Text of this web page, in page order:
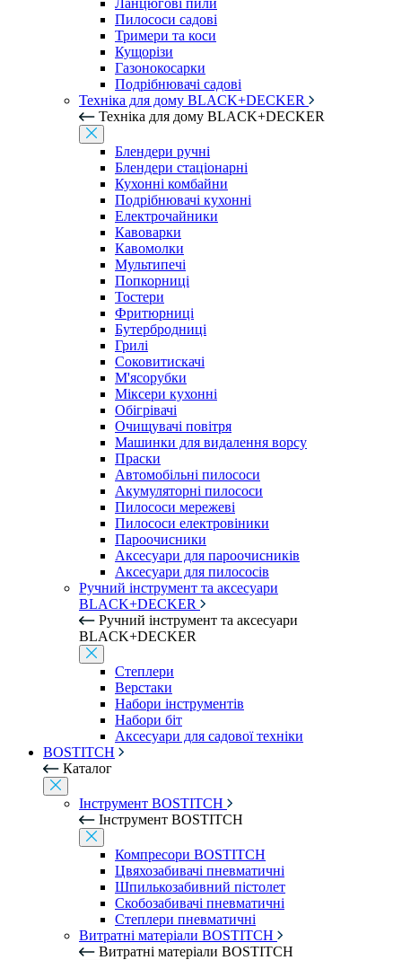
Ланцюгові пили
Пилососи садові
Тримери та коси
Кущорізи
Газонокосарки
Подрібнювачі садові
Техніка для дому BLACK+DECKER
Техніка для дому BLACK+DECKER
Блендери ручні
Блендери стаціонарні
Кухонні комбайни
Подрібнювачі кухонні
Електрочайники
Кавоварки
Кавомолки
Мультипечі
Попкорниці
Тостери
Фритюрниці
Бутербродниці
Грилі
Соковитискачі
М'ясорубки
Міксери кухонні
Обігрівачі
Очищувачі повітря
Машинки для видалення ворсу
Праски
Автомобільні пилососи
Акумуляторні пилососи
Пилососи мережеві
Пилососи електровіники
Пароочисники
Аксесуари для пароочисників
Аксесуари для пилососів
Ручний інструмент та аксесуари
BLACK+DECKER
Ручний інструмент та аксесуари
BLACK+DECKER
Степлери
Верстаки
Набори інструментів
Набори біт
Аксесуари для садової техніки
BOSTITCH
Каталог
Інструмент BOSTITCH
Інструмент BOSTITCH
Компресори BOSTITCH
Цвяхозабивачі пневматичні
Шпилькозабивний пістолет
Скобозабивачі пневматичні
Степлери пневматичні
Витратні матеріали BOSTITCH
Витратні матеріали BOSTITCH